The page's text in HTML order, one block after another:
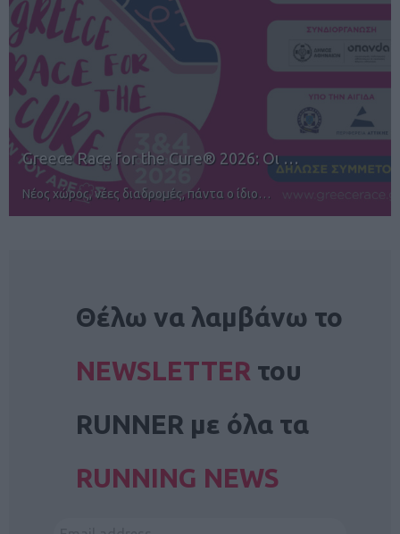
12ος TUI Rhodes Marathon: Άνοιγμα ε…
Αγώνες για όλους στην Ρόδο
Θέλω να λαμβάνω το
NEWSLETTER του
RUNNER με όλα τα
RUNNING NEWS